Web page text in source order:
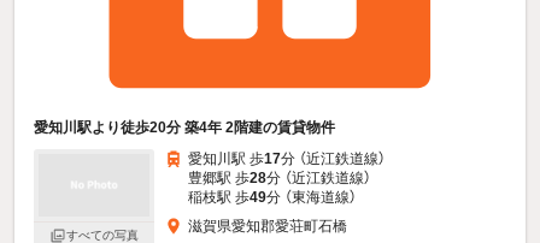
愛知川駅より徒歩20分 築4年 2階建の賃貸物件
すべての写真
愛知川駅 歩17分 （近江鉄道線）
豊郷駅 歩28分 （近江鉄道線）
稲枝駅 歩49分 （東海道線）
滋賀県愛知郡愛荘町石橋